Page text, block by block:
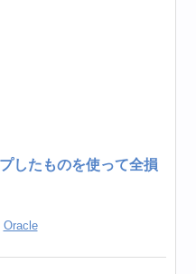
したものを使って全損
Oracle